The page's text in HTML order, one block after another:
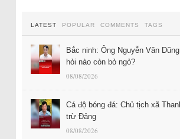
LATEST POPULAR COMMENTS TAGS
Bắc ninh: Ông Nguyễn Văn
hỏi nào còn bỏ ngỏ?
08/08/2026
Cá độ bóng đá: Chủ tịch xã
trừ Đảng
08/08/2026